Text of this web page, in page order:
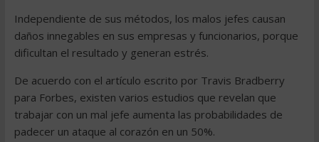
Independiente de sus métodos, los malos jefes causan
daños innegables en sus empresas y funcionarios, porque
dificultan el resultado y generan estrés.
De acuerdo con el artículo escrito por Travis Bradberry
para Forbes, existen varios estudios que revelan que
trabajar con un mal jefe aumenta las probabilidades de
padecer un ataque al corazón en un 50%.